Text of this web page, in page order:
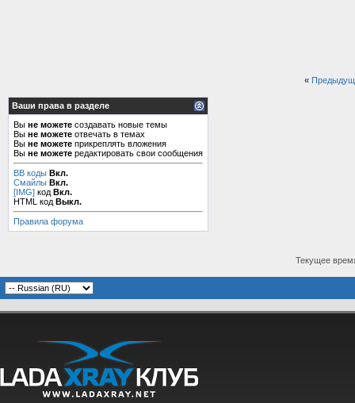
«
Ваши права в разделе
Вы не можете создавать новые темы
Вы не можете отвечать в темах
Вы не можете прикреплять вложения
Вы не можете редактировать свои сообщения
BB коды Вкл.
Смайлы Вкл.
[IMG] код Вкл.
HTML код Выкл.
Правила форума
Текущее